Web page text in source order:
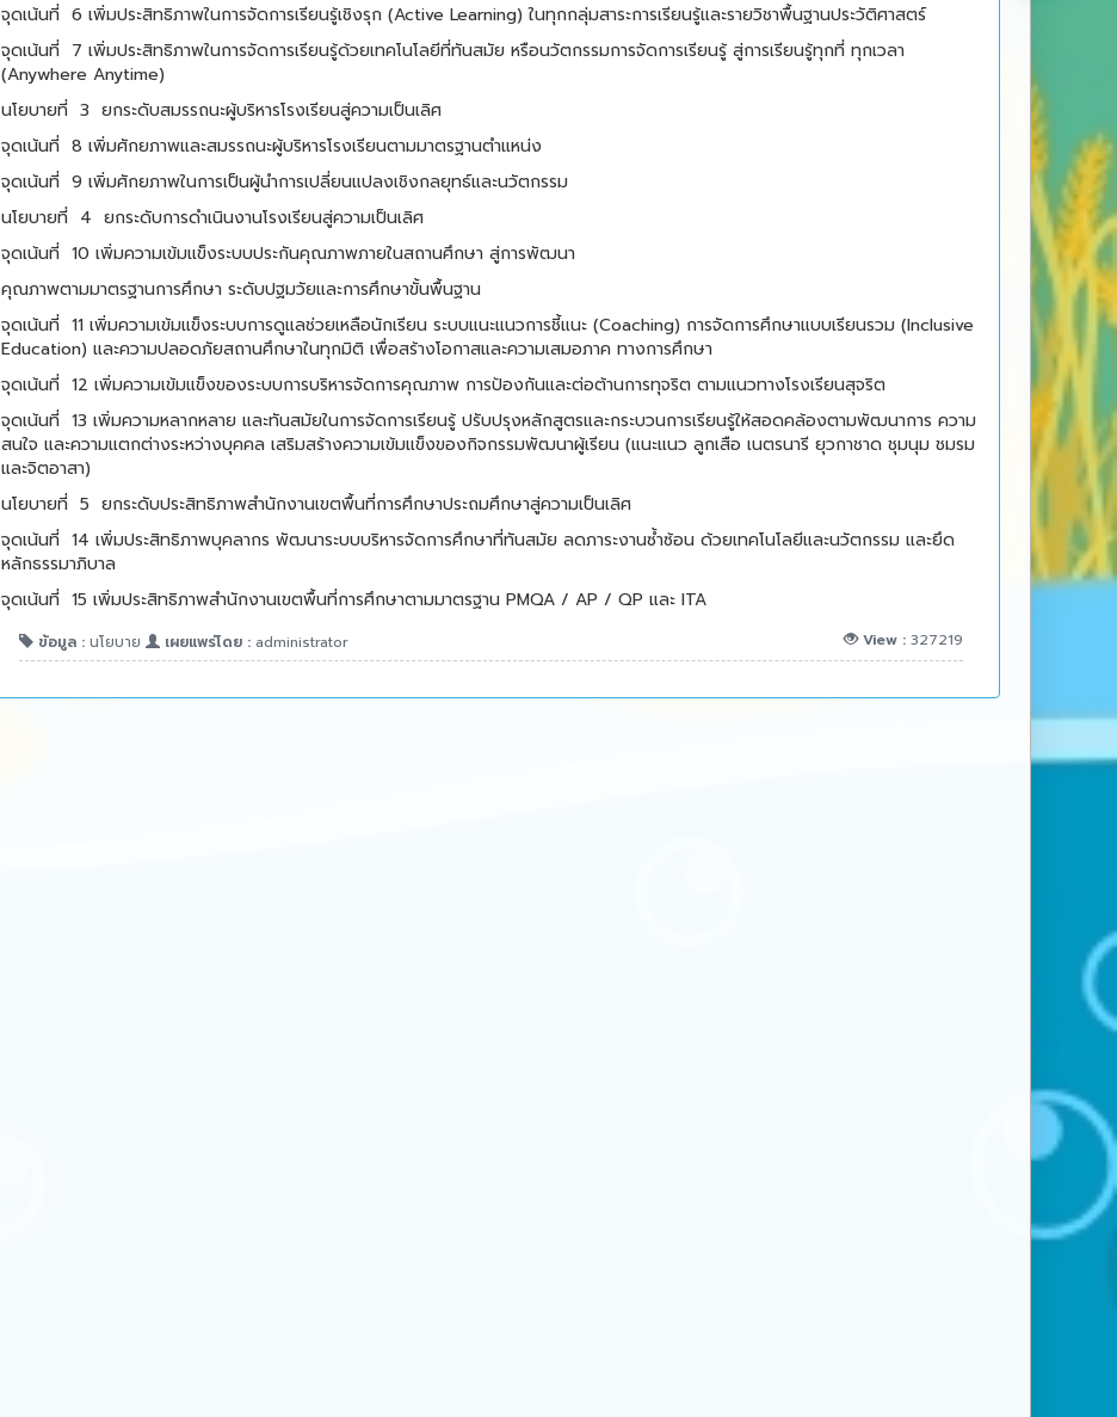
จุดเน้นที่ 6 เพิ่มประสิทธิภาพในการจัดการเรียนรู้เชิงรุก (Active Learning) ในทุกกลุ่มสาระการเรียนรู้และรายวิชาพื้นฐานประวัติศาสตร์
จุดเน้นที่ 7 เพิ่มประสิทธิภาพในการจัดการเรียนรู้ด้วยเทคโนโลยีที่ทันสมัย หรือนวัตกรรมการจัดการเรียนรู้ สู่การเรียนรู้ทุกที่ ทุกเวลา
(Anywhere Anytime)
นโยบายที่ 3 ยกระดับสมรรถนะผู้บริหารโรงเรียนสู่ความเป็นเลิศ
จุดเน้นที่ 8 เพิ่มศักยภาพและสมรรถนะผู้บริหารโรงเรียนตามมาตรฐานตำแหน่ง
จุดเน้นที่ 9 เพิ่มศักยภาพในการเป็นผู้นำการเปลี่ยนแปลงเชิงกลยุทธ์และนวัตกรรม
นโยบายที่ 4 ยกระดับการดำเนินงานโรงเรียนสู่ความเป็นเลิศ
จุดเน้นที่ 10 เพิ่มความเข้มแข็งระบบประกันคุณภาพภายในสถานศึกษา สู่การพัฒนา
คุณภาพตามมาตรฐานการศึกษา ระดับปฐมวัยและการศึกษาขั้นพื้นฐาน
จุดเน้นที่ 11 เพิ่มความเข้มแข็งระบบการดูแลช่วยเหลือนักเรียน ระบบแนะแนวการชี้แนะ (Coaching) การจัดการศึกษาแบบเรียนรวม (Inclusive
Education) และความปลอดภัยสถานศึกษาในทุกมิติ เพื่อสร้างโอกาสและความเสมอภาค ทางการศึกษา
จุดเน้นที่ 12 เพิ่มความเข้มแข็งของระบบการบริหารจัดการคุณภาพ การป้องกันและต่อต้านการทุจริต ตามแนวทางโรงเรียนสุจริต
จุดเน้นที่ 13 เพิ่มความหลากหลาย และทันสมัยในการจัดการเรียนรู้ ปรับปรุงหลักสูตรและกระบวนการเรียนรู้ให้สอดคล้องตามพัฒนาการ ความ
สนใจ และความแตกต่างระหว่างบุคคล เสริมสร้างความเข้มแข็งของกิจกรรมพัฒนาผู้เรียน (แนะแนว ลูกเสือ เนตรนารี ยุวกาชาด ชุมนุม ชมรม
และจิตอาสา)
นโยบายที่ 5 ยกระดับประสิทธิภาพสำนักงานเขตพื้นที่การศึกษาประถมศึกษาสู่ความเป็นเลิศ
จุดเน้นที่ 14 เพิ่มประสิทธิภาพบุคลากร พัฒนาระบบบริหารจัดการศึกษาที่ทันสมัย ลดภาระงานซ้ำซ้อน ด้วยเทคโนโลยีและนวัตกรรม และยึด
หลักธรรมาภิบาล
จุดเน้นที่ 15 เพิ่มประสิทธิภาพสำนักงานเขตพื้นที่การศึกษาตามมาตรฐาน PMQA / AP / QP และ ITA
ข้อมูล : นโยบาย เผยแพร่โดย : administrator View : 327219